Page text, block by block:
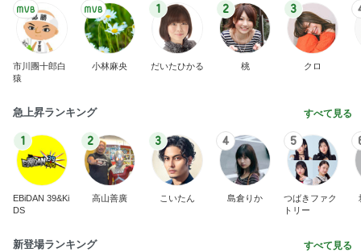
市川團十郎白
猿
小林麻央
1
だいたひかる
2
桃
3
クロ
急上昇ランキング すべて見る
1
EBiDAN 39&Ki
DS
2
高山善廣
3
こいたん
4
島倉りか
5
つばきファク
トリー
新登場ランキング すべて見る